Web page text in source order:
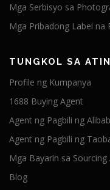
Mga Serbisyo sa
Mga Pribadong Label na
TUNGKOL SA ATIN
Profile ng Kumpanya
1688 Buying Agent
Agent ng Pagbili ng
Agent ng Pagbili ng
Mga Bayarin sa Sourcing
Blog